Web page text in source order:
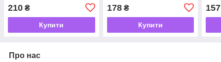
210 ₴
Купити
178₴
Купити
157
Про нас